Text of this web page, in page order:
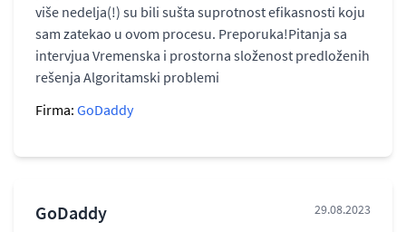
više nedelja(!) su bili sušta suprotnost efikasnosti koju
sam zatekao u ovom procesu. Preporuka!Pitanja sa
intervjua Vremenska i prostorna složenost predloženih
rešenja Algoritamski problemi
Firma: GoDaddy
GoDaddy 29.08.2023